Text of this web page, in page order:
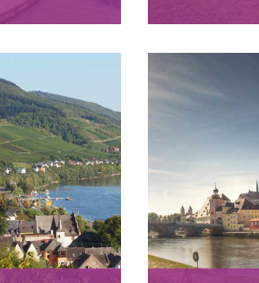
mit
und
wie
Walk &...
Rundwege
mehr